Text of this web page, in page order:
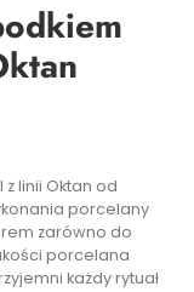
linii Oktan od
porcelany
zarówno do
porcelana
każdy rytuał